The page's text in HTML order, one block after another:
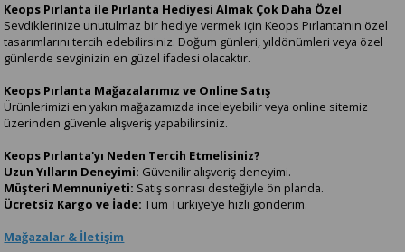
Keops Pırlanta ile Pırlanta Hediyesi Almak Çok Daha Özel
Sevdiklerinize unutulmaz bir hediye vermek için Keops Pırlanta’nın özel
tasarımlarını tercih edebilirsiniz. Doğum günleri, yıldönümleri veya özel
günlerde sevginizin en güzel ifadesi olacaktır.
Keops Pırlanta Mağazalarımız ve Online Satış
Ürünlerimizi en yakın mağazamızda inceleyebilir veya online sitemiz
üzerinden güvenle alışveriş yapabilirsiniz.
Keops Pırlanta'yı Neden Tercih Etmelisiniz?
Uzun Yılların Deneyimi: Güvenilir alışveriş deneyimi.
Müşteri Memnuniyeti: Satış sonrası desteğiyle ön planda.
Ücretsiz Kargo ve İade: Tüm Türkiye’ye hızlı gönderim.
Mağazalar & İletişim